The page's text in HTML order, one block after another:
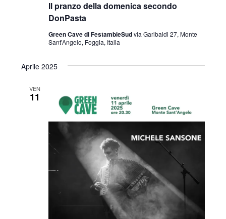
Il pranzo della domenica secondo
DonPasta
Green Cave di FestambieSudvia Garibaldi 27, Monte
Sant'Angelo, Foggia, Italia
Aprile 2025
VEN
11